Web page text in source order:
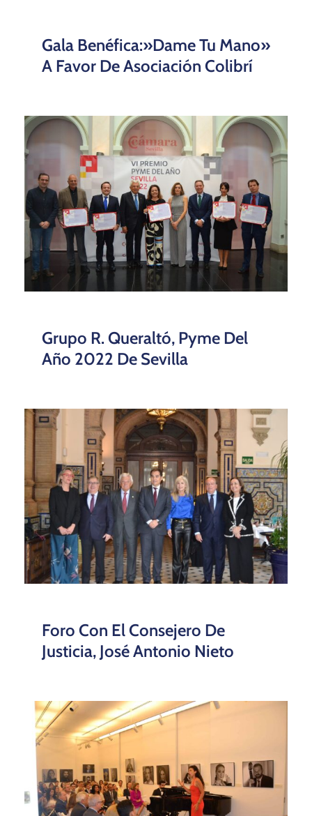
Gala Benéfica:»Dame Tu Mano»
A Favor De Asociación Colibrí
Grupo R. Queraltó, Pyme Del
Año 2022 De Sevilla
Foro Con El Consejero De
Justicia, José Antonio Nieto